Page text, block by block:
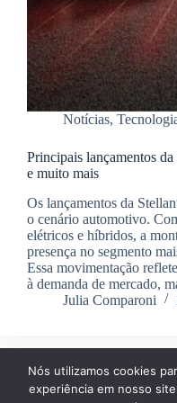
Notícias,
Principais lançamentos
e muito mais
Os lançamentos da
o cenário automotivo.
elétricos e híbridos, a
presença no segmento
Essa movimentação
à demanda de mercado,
Julia Comparoni
Página Inícial
Nós utilizamos cookies
experiência em nosso